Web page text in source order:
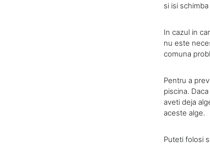
si isi
In cazul in
nu este
comuna
Pentru a
piscina.
aveti deja
aceste alge.
Puteti folosi